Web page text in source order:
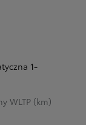
1-
WLTP (km)